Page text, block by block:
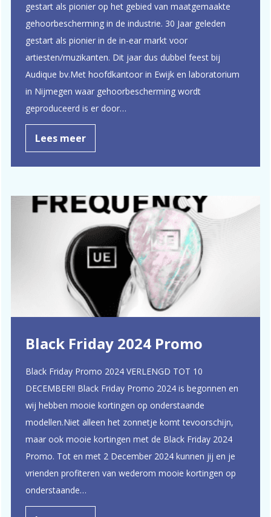
gestart als pionier op het gebied van maatgemaakte
gehoorbescherming in de industrie. 30 Jaar geleden
gestart als pionier in de in-ear markt voor
artiesten/muzikanten. Dit jaar dus dubbel feest bij
Audique bv.Met hoofdkantoor in Ewijk en laboratorium
in Nijmegen waar gehoorbescherming wordt
geproduceerd is er door…
Lees meer
Black Friday 2024 Promo
Black Friday Promo 2024 VERLENGD TOT 10
DECEMBER!! Black Friday Promo 2024 is begonnen en
wij hebben mooie kortingen op onderstaande
modellen.Niet alleen het zonnetje komt tevoorschijn,
maar ook mooie kortingen met de Black Friday 2024
Promo. Tot en met 2 December 2024 kunnen jij en je
vrienden profiteren van wederom mooie kortingen op
onderstaande…